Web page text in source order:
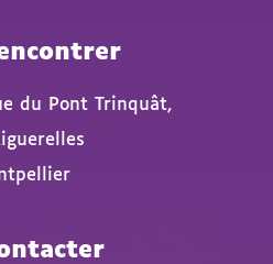
du Pont Trinquât,